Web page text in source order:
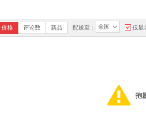
价格 评论数 新品 配送至： 全国 仅显
抱